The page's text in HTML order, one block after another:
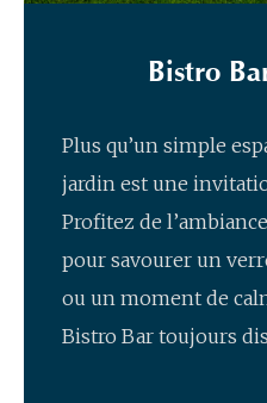
Bistro
Plus qu’un simple
jardin est une
Profitez de
pour savourer un
ou un moment de
Bistro Bar toujours